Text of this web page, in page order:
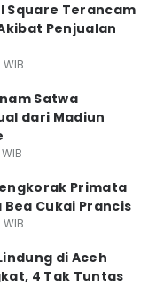
Square Terancam
Penjualan
Satwa
dari Madiun
Primata
Cukai Prancis
di Aceh
4 Tak Tuntas